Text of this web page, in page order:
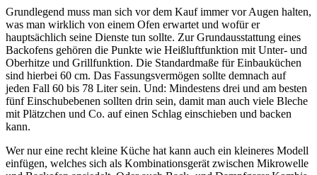
Grundlegend muss man sich vor dem Kauf immer vor Augen halten,
was man wirklich von einem Ofen erwartet und wofür er
hauptsächlich seine Dienste tun sollte. Zur Grundausstattung eines
Backofens gehören die Punkte wie Heißluftfunktion mit Unter- und
Oberhitze und Grillfunktion. Die Standardmaße für Einbauküchen
sind hierbei 60 cm. Das Fassungsvermögen sollte demnach auf
jeden Fall 60 bis 78 Liter sein. Und: Mindestens drei und am besten
fünf Einschubebenen sollten drin sein, damit man auch viele Bleche
mit Plätzchen und Co. auf einen Schlag einschieben und backen
kann.
Wer nur eine recht kleine Küche hat kann auch ein kleineres Modell
einfügen, welches sich als Kombinationsgerät zwischen Mikrowelle